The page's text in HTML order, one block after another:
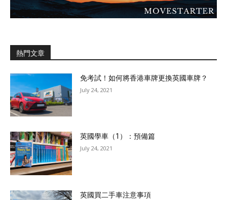
熱門文章
免考試！如何將香港車牌更換英國車牌？
July 24, 2021
英國學車（1）：預備篇
July 24, 2021
英國買二手車注意事項